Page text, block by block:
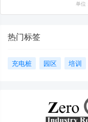
单位
热门标签
充电桩 园区 培训